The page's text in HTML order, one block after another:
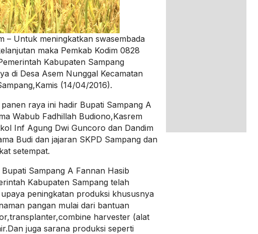
– Untuk meningkatkan swasembada
maka Pemkab Kodim 0828
Kabupaten Sampang
di Desa Asem Nunggal Kecamatan
(14/04/2016).
raya ini hadir Bupati Sampang A
Wabub Fadhillah Budiono,Kasrem
Inf Agung Dwi Guncoro dan Dandim
Budi dan jajaran SKPD Sampang dan
setempat.
Sampang A Fannan Hasib
Kabupaten Sampang telah
peningkatan produksi khususnya
pangan mulai dari bantuan
harvester (alat
juga sarana produksi seperti